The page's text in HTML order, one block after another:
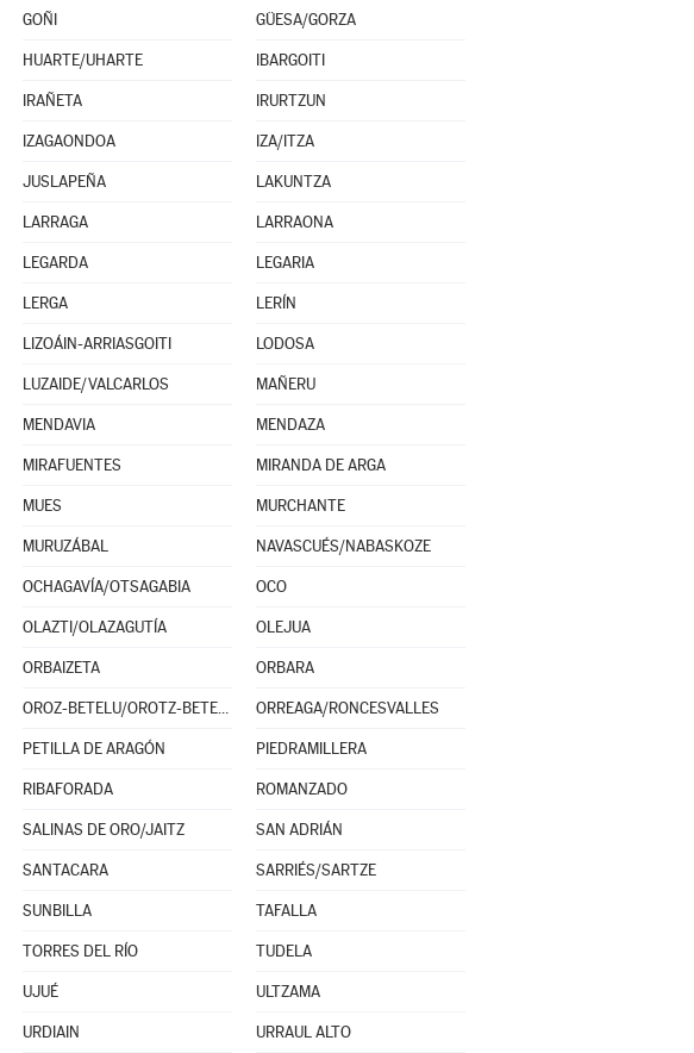
GOÑI GÜESA/GORZA
HUARTE/UHARTE IBARGOITI
IRAÑETA IRURTZUN
IZAGAONDOA IZA/ITZA
JUSLAPEÑA LAKUNTZA
LARRAGA LARRAONA
LEGARDA LEGARIA
LERGA LERÍN
LIZOÁIN-ARRIASGOITI LODOSA
LUZAIDE/VALCARLOS MAÑERU
MENDAVIA MENDAZA
MIRAFUENTES MIRANDA DE ARGA
MUES MURCHANTE
MURUZÁBAL NAVASCUÉS/NABASKOZE
OCHAGAVÍA/OTSAGABIA OCO
OLAZTI/OLAZAGUTÍA OLEJUA
ORBAIZETA ORBARA
OROZ-BETELU/OROTZ-BETELU ORREAGA/RONCESVALLES
PETILLA DE ARAGÓN PIEDRAMILLERA
RIBAFORADA ROMANZADO
SALINAS DE ORO/JAITZ SAN ADRIÁN
SANTACARA SARRIÉS/SARTZE
SUNBILLA TAFALLA
TORRES DEL RÍO TUDELA
UJUÉ ULTZAMA
URDIAIN URRAUL ALTO